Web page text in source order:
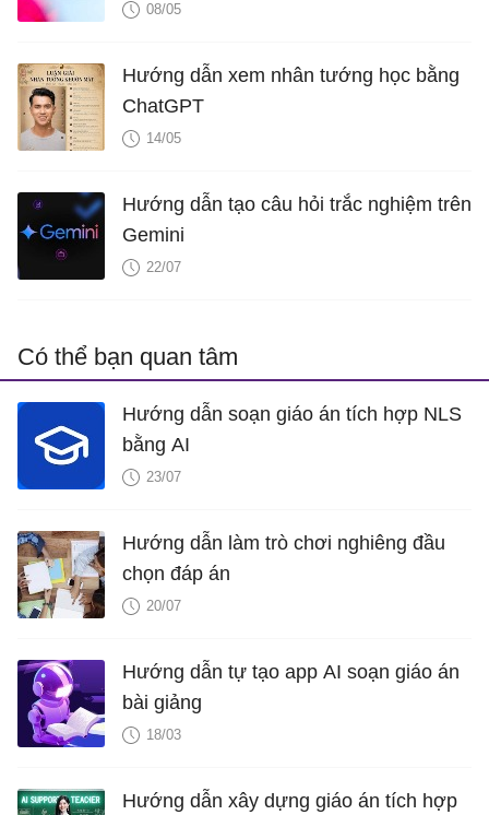
08/05
Hướng dẫn xem nhân tướng học bằng
ChatGPT
14/05
Hướng dẫn tạo câu hỏi trắc nghiệm trên
Gemini
22/07
Có thể bạn quan tâm
Hướng dẫn soạn giáo án tích hợp NLS
bằng AI
23/07
Hướng dẫn làm trò chơi nghiêng đầu
chọn đáp án
20/07
Hướng dẫn tự tạo app AI soạn giáo án
bài giảng
18/03
Hướng dẫn xây dựng giáo án tích hợp